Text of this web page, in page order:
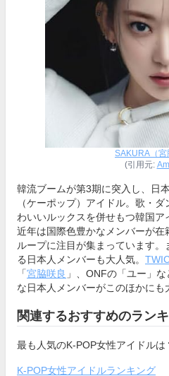
SAKURA（宮
(引用元:
韓流ブームが第3期に突入し、日
（ケーポップ）アイドル。歌・
わいいルックスを併せもつ韓国ア
近年は国際色豊かなメンバーが
ループに注目が集まっています
る日本人メンバーも大人気。
「宮脇咲良 」、ONFの「ユー」
な日本人メンバーがこのほかにも
関連するおすすめのラン
最も人気のK-POP女性アイドルは
K-POP女性アイドルランキング